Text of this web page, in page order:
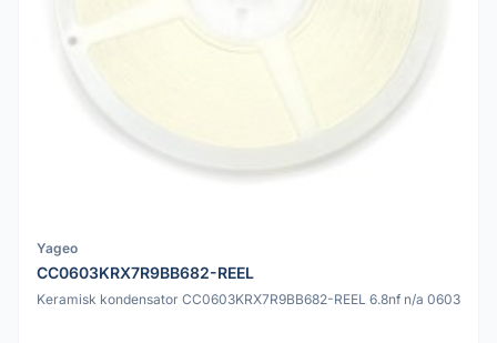
Yageo
CC0603KRX7R9BB682-REEL
Keramisk kondensator CC0603KRX7R9BB682-REEL 6.8nf n/a 0603